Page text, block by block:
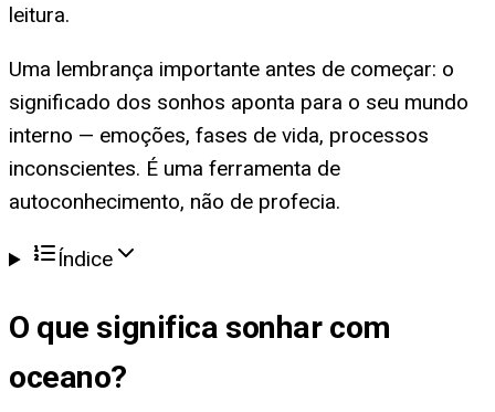
leitura.
Uma lembrança importante antes de começar: o
significado dos sonhos aponta para o seu mundo
interno — emoções, fases de vida, processos
inconscientes. É uma ferramenta de
autoconhecimento, não de profecia.
Índice
O que significa sonhar com
oceano?